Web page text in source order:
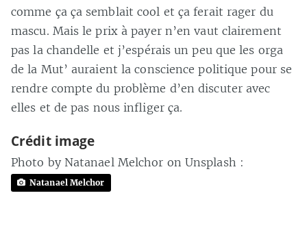
comme ça ça semblait cool et ça ferait rager du
mascu. Mais le prix à payer n’en vaut clairement
pas la chandelle et j’espérais un peu que les orga
de la Mut’ auraient la conscience politique pour se
rendre compte du problème d’en discuter avec
elles et de pas nous infliger ça.
Crédit image
Photo by Natanael Melchor on Unsplash :
Natanael Melchor